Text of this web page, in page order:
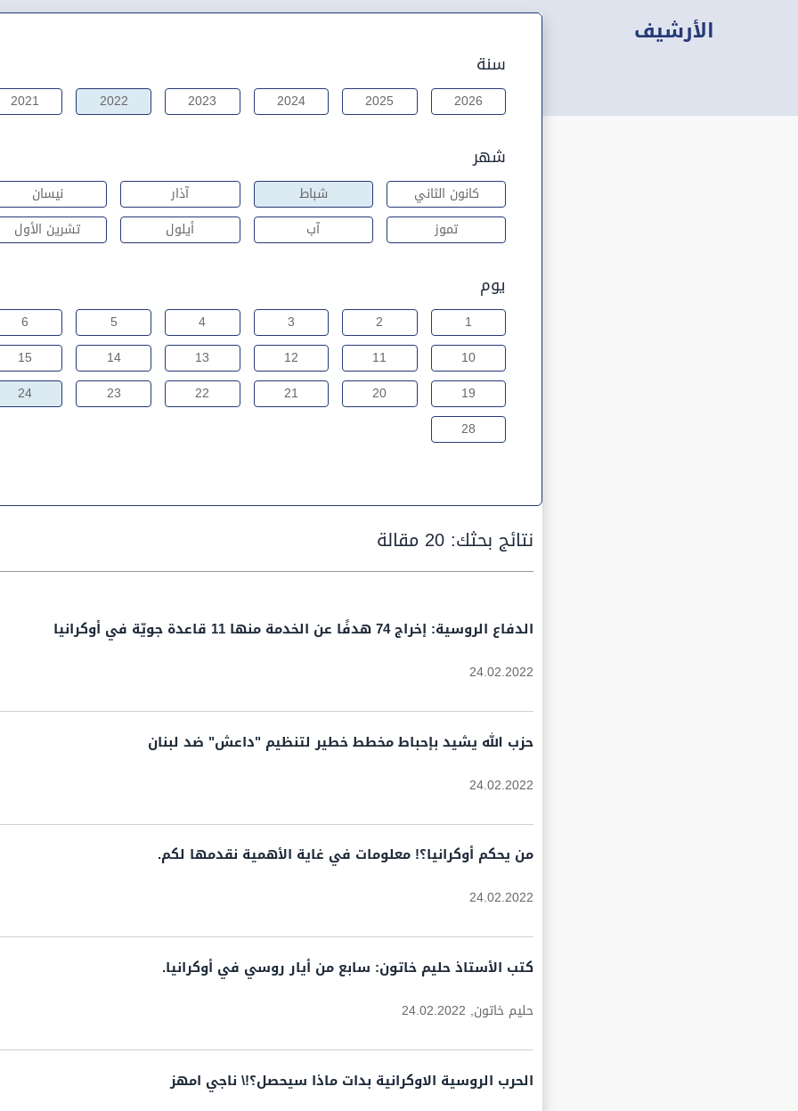
الأرشيف
سنة
2026
2025
2024
2023
2022
2021
شهر
كانون الثاني شباط آذار نيسان
تموز
آب أيلول تشرين الأول
يوم
1
2
3
4
5
6
10
11
12
13
14
15
19
20
21
22
23
24
28
نتائج بحثك: 20 مقالة
الدفاع الروسية: إخراج 74 هدفًا عن الخدمة منها 11 قاعدة جويّة في أوكرانيا
24.02.2022
حزب الله يشيد بإحباط مخطط خطير لتنظيم "داعش" ‏ضد لبنان
24.02.2022
من يحكم أوكرانيا؟! معلومات في غاية الأهمية نقدمها لكم.
24.02.2022
كتب الأستاذ حليم خاتون: سابع من أيار روسي في أوكرانيا.
حليم خاتون, 24.02.2022
الحرب الروسية الاوكرانية بدات ماذا سيحصل؟!\ ناجي امهز